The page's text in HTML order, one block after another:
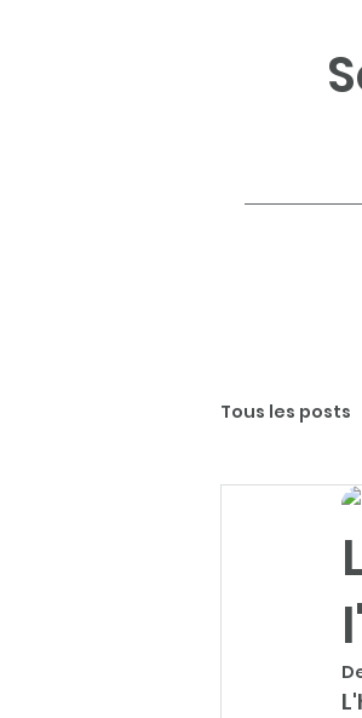
Tous les posts